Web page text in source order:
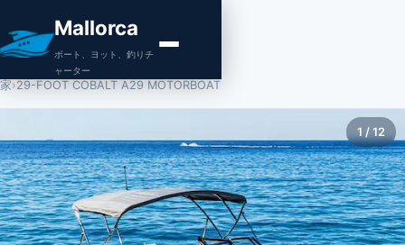
Mallorca
ボート、ヨット、釣りチ
ャーター
家›29-FOOT COBALT A29 MOTORBOAT
1 /12